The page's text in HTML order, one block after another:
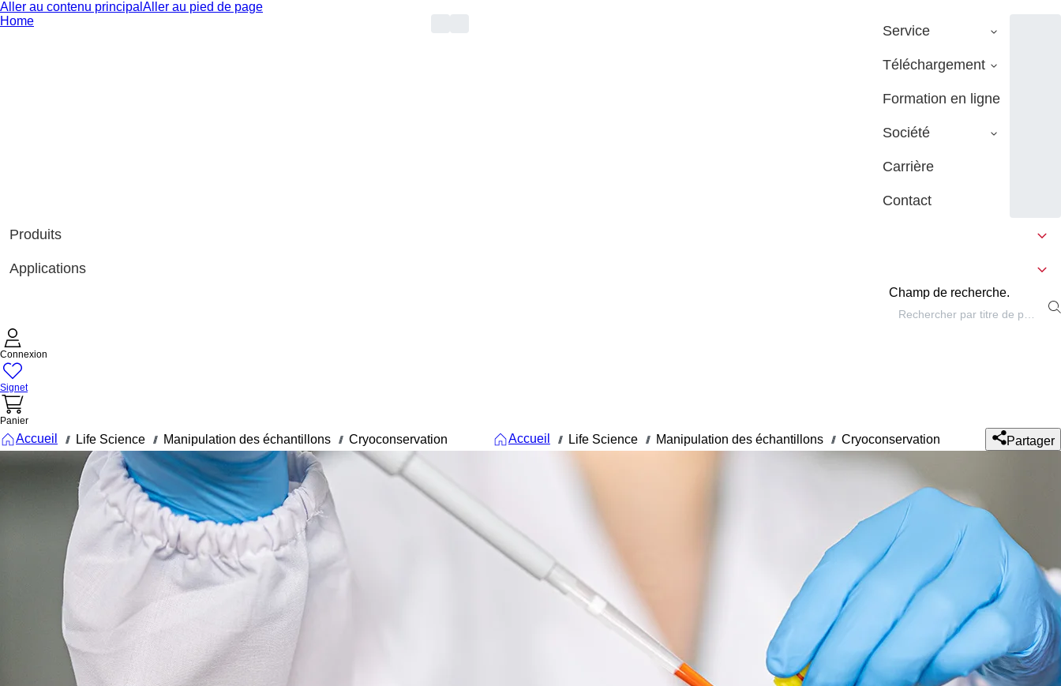
Aller au contenu principal Aller au pied de page
Home
Service
Téléchargement
Formation en ligne
Société
Carrière
Contact
Produits
Applications
Champ de recherche.
Connexion
Signet
Panier
Accueil /// Life Science /// Manipulation des échantillons /// Cryoconservation Accueil /// Life Science /// Manipulation des échantillons /// Cryoconservation Partager